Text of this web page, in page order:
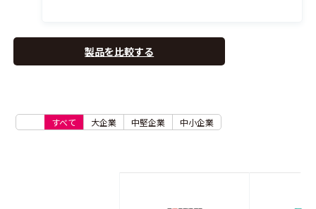
製品を比較する
すべて 大企業 中堅企業 中小企業